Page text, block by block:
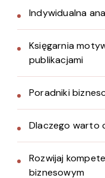
Indywidualna
Księgarnia
publikacjami
Poradniki
Dlaczego warto
Rozwijaj
biznesowym